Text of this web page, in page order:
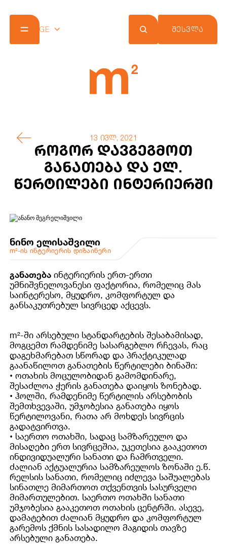
GE ᲨᲔᲡᲕᲚᲐ
13 ივლ, 2021
როგორ დავგეგმოთ
განათება და ელ.
წერტილები ინტერიერში
ნინო ელისაშვილი
m²-ის ინტერიერის დიზაინერი
განათება ინტერიერის ერთ-ერთი
უმნიშვნელოვანესი ფაქტორია, რომელიც მას
საინტერესო, მყუდრო, კომფორტულ და
განსაკუთრებულ სივრცედ აქცევს.
m²-ში არსებული სტანდარტების შესაბამისად,
მოგცემთ რამდენიმე სასარგებლო რჩევას, რაც
დაგეხმარებათ სწორად და პრაქტიკულად
გაანაწილოთ განათების წერტილები ბინაში:
• ოთახის მოცულობიდან გამომდინარე,
შესაძლოა ჭერის განათება დაიყოს ზონებად.
• ჰოლში, რამდენიმე წერტილის არსებობის
შემთხვევაში, უმჯობესია განათება იყოს
წერტილოვანი, რათა არ მოხდეს სივრცის
გადატვირთვა.
• საერთო ოთახში, სადაც სამზარეულო და
მისაღები ერთ სივრცეშია, უკეთესია გააკეთოთ
ინდივიდუალური სანათი და ჩამრთველი.
ძალიან აქტუალურია სამზარეულოს ზონაში ე.წ.
რელსის სანათი, რომელიც იძლევა საშუალებას
სინათლე მიმართოთ თქვენთვის სასურველი
მიმართულებით. საერთო ოთახში სანათი
უმჯობესია გააკეთოთ ოთახის ცენტრში. ასევე,
დამატებით ძალიან მყუდრო და კომფორტულ
გარემოს ქმნის სასადილო მაგიდის თავზე
არსებული განათება.